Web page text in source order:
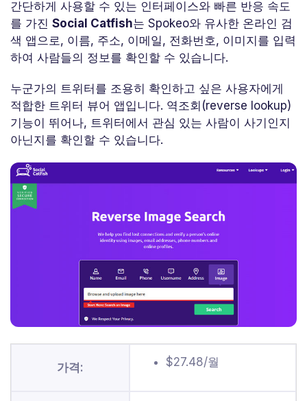
간단하게 사용할 수 있는 인터페이스와 빠른 반응 속도
를 가진 Social Catfish는 Spokeo와 유사한 온라인 검
색 앱으로, 이름, 주소, 이메일, 전화번호, 이미지를 입력
하여 사람들의 정보를 확인할 수 있습니다.
누군가의 트위터를 조용히 확인하고 싶은 사용자에게
적합한 트위터 뷰어 앱입니다. 역조회(reverse lookup)
기능이 뛰어나, 트위터에서 관심 있는 사람이 사기인지
아닌지를 확인할 수 있습니다.
가격: $27.48/월